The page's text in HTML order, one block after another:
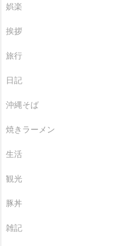
娯楽
挨拶
旅行
日記
沖縄そば
焼きラーメン
生活
観光
豚丼
雑記